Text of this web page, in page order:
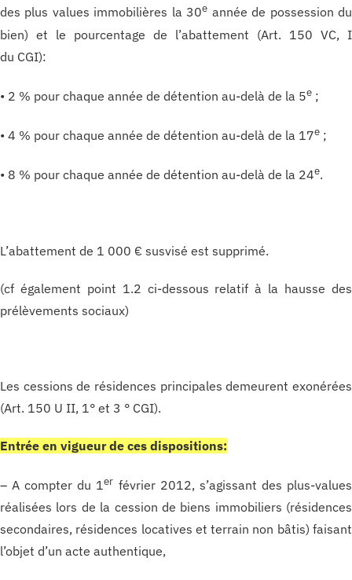
des plus values immobilières la 30e année de possession du
bien) et le pourcentage de l’abattement (Art. 150 VC, I
du CGI):
• 2 % pour chaque année de détention au-delà de la 5e;
• 4 % pour chaque année de détention au-delà de la 17e;
• 8 % pour chaque année de détention au-delà de la 24e.
L’abattement de 1 000 € susvisé est supprimé.
(cf également point 1.2 ci-dessous relatif à la hausse des
prélèvements sociaux)
Les cessions de résidences principales demeurent exonérées
(Art. 150 U II, 1° et 3 ° CGI).
Entrée en vigueur de ces dispositions:
– A compter du 1er février 2012, s’agissant des plus-values
réalisées lors de la cession de biens immobiliers (résidences
secondaires, résidences locatives et terrain non bâtis) faisant
l’objet d’un acte authentique,